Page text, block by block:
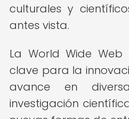
culturales y
antes vista.
La World Wide
clave para la
avance en
investigación